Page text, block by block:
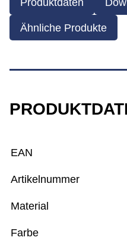
Produktdaten
Ähnliche Produkte
EAN
Artikelnummer
Material
Farbe